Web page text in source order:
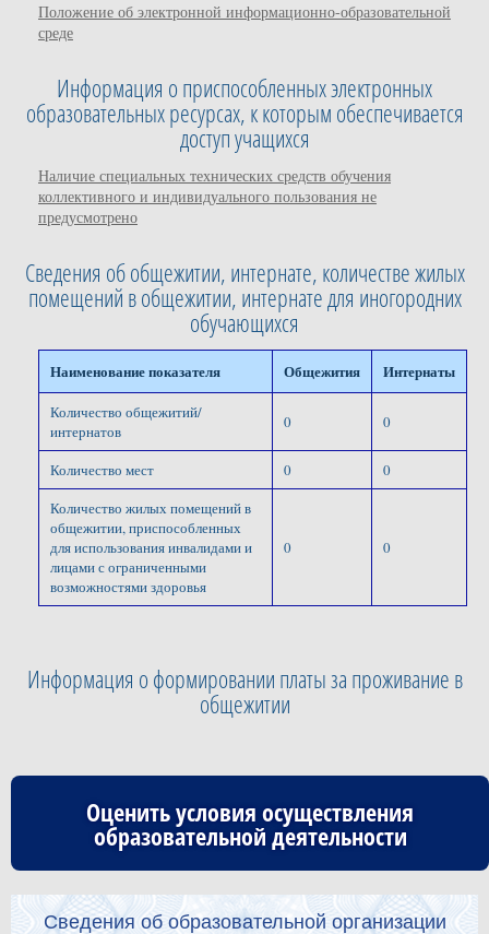
Положение об электронной информационно-образовательной
среде
Информация о приспособленных электронных
образовательных ресурсах, к которым обеспечивается
доступ учащихся
Наличие специальных технических средств обучения
коллективного и индивидуального пользования не
предусмотрено
Сведения об общежитии, интернате, количестве жилых
помещений в общежитии, интернате для иногородних
обучающихся
Наименование показателя Общежития Интернаты
Количество общежитий/
интернатов
0 0
Количество мест 0
0
Количество жилых помещений в
общежитии, приспособленных
для использования инвалидами и
лицами с ограниченными
возможностями здоровья
0 0
Информация о формировании платы за проживание в
общежитии
Оценить условия осуществления
образовательной деятельности
Сведения об образовательной организации